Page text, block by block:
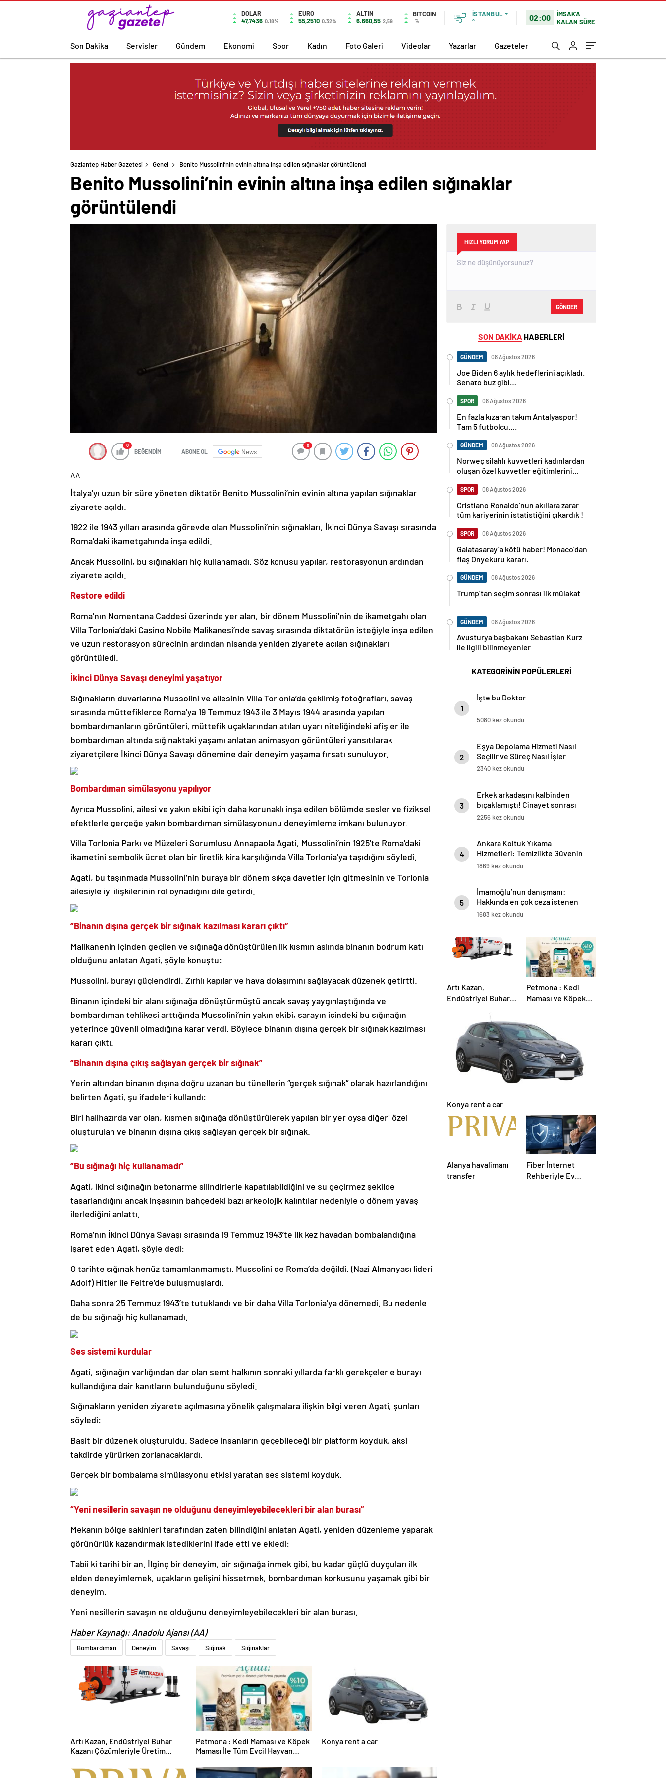
DOLAR
47,7436 0.18%
EURO
55,2510 0.32%
ALTIN
6.660,55 2,59
BITCOIN
%
İSTANBUL
°
02:00
İMSAK'A
KALAN SÜRE
Son Dakika Servisler Gündem Ekonomi Spor Kadın Foto Galeri Videolar Yazarlar Gazeteler
Gaziantep Haber Gazetesi Genel Benito Mussolini’nin evinin altına inşa edilen sığınaklar görüntülendi
Benito Mussolini’nin evinin altına inşa edilen sığınaklar
görüntülendi
0
BEĞENDİM ABONE OL News
0
AA
İtalya’yı uzun bir süre yöneten diktatör Benito Mussolini’nin evinin altına yapılan sığınaklar
ziyarete açıldı.
1922 ile 1943 yılları arasında görevde olan Mussolini’nin sığınakları, İkinci Dünya Savaşı sırasında
Roma’daki ikametgahında inşa edildi.
Ancak Mussolini, bu sığınakları hiç kullanamadı. Söz konusu yapılar, restorasyonun ardından
ziyarete açıldı.
Restore edildi
Roma’nın Nomentana Caddesi üzerinde yer alan, bir dönem Mussolini’nin de ikametgahı olan
Villa Torlonia’daki Casino Nobile Malikanesi’nde savaş sırasında diktatörün isteğiyle inşa edilen
ve uzun restorasyon sürecinin ardından nisanda yeniden ziyarete açılan sığınakları
görüntüledi.
İkinci Dünya Savaşı deneyimi yaşatıyor
Sığınakların duvarlarına Mussolini ve ailesinin Villa Torlonia’da çekilmiş fotoğrafları, savaş
sırasında müttefiklerce Roma’ya 19 Temmuz 1943 ile 3 Mayıs 1944 arasında yapılan
bombardımanların görüntüleri, müttefik uçaklarından atılan uyarı niteliğindeki afişler ile
bombardıman altında sığınaktaki yaşamı anlatan animasyon görüntüleri yansıtılarak
ziyaretçilere İkinci Dünya Savaşı dönemine dair deneyim yaşama fırsatı sunuluyor.
Bombardıman simülasyonu yapılıyor
Ayrıca Mussolini, ailesi ve yakın ekibi için daha korunaklı inşa edilen bölümde sesler ve fiziksel
efektlerle gerçeğe yakın bombardıman simülasyonunu deneyimleme imkanı bulunuyor.
Villa Torlonia Parkı ve Müzeleri Sorumlusu Annapaola Agati, Mussolini’nin 1925’te Roma’daki
ikametini sembolik ücret olan bir liretlik kira karşılığında Villa Torlonia’ya taşıdığını söyledi.
Agati, bu taşınmada Mussolini’nin buraya bir dönem sıkça davetler için gitmesinin ve Torlonia
ailesiyle iyi ilişkilerinin rol oynadığını dile getirdi.
“Binanın dışına gerçek bir sığınak kazılması kararı çıktı”
Malikanenin içinden geçilen ve sığınağa dönüştürülen ilk kısmın aslında binanın bodrum katı
olduğunu anlatan Agati, şöyle konuştu:
Mussolini, burayı güçlendirdi. Zırhlı kapılar ve hava dolaşımını sağlayacak düzenek getirtti.
Binanın içindeki bir alanı sığınağa dönüştürmüştü ancak savaş yaygınlaştığında ve
bombardıman tehlikesi arttığında Mussolini’nin yakın ekibi, sarayın içindeki bu sığınağın
yeterince güvenli olmadığına karar verdi. Böylece binanın dışına gerçek bir sığınak kazılması
kararı çıktı.
“Binanın dışına çıkış sağlayan gerçek bir sığınak”
Yerin altından binanın dışına doğru uzanan bu tünellerin “gerçek sığınak” olarak hazırlandığını
belirten Agati, şu ifadeleri kullandı:
Biri halihazırda var olan, kısmen sığınağa dönüştürülerek yapılan bir yer oysa diğeri özel
oluşturulan ve binanın dışına çıkış sağlayan gerçek bir sığınak.
“Bu sığınağı hiç kullanamadı”
Agati, ikinci sığınağın betonarme silindirlerle kapatılabildiğini ve su geçirmez şekilde
tasarlandığını ancak inşasının bahçedeki bazı arkeolojik kalıntılar nedeniyle o dönem yavaş
ilerlediğini anlattı.
Roma’nın İkinci Dünya Savaşı sırasında 19 Temmuz 1943’te ilk kez havadan bombalandığına
işaret eden Agati, şöyle dedi:
O tarihte sığınak henüz tamamlanmamıştı. Mussolini de Roma’da değildi. (Nazi Almanyası lideri
Adolf) Hitler ile Feltre’de buluşmuşlardı.
Daha sonra 25 Temmuz 1943’te tutuklandı ve bir daha Villa Torlonia’ya dönemedi. Bu nedenle
de bu sığınağı hiç kullanamadı.
Ses sistemi kurdular
Agati, sığınağın varlığından dar olan semt halkının sonraki yıllarda farklı gerekçelerle burayı
kullandığına dair kanıtların bulunduğunu söyledi.
Sığınakların yeniden ziyarete açılmasına yönelik çalışmalara ilişkin bilgi veren Agati, şunları
söyledi:
Basit bir düzenek oluşturuldu. Sadece insanların geçebileceği bir platform koyduk, aksi
takdirde yürürken zorlanacaklardı.
Gerçek bir bombalama simülasyonu etkisi yaratan ses sistemi koyduk.
“Yeni nesillerin savaşın ne olduğunu deneyimleyebilecekleri bir alan burası”
Mekanın bölge sakinleri tarafından zaten bilindiğini anlatan Agati, yeniden düzenleme yaparak
görünürlük kazandırmak istediklerini ifade etti ve ekledi:
Tabii ki tarihi bir an. İlginç bir deneyim, bir sığınağa inmek gibi, bu kadar güçlü duyguları ilk
elden deneyimlemek, uçakların gelişini hissetmek, bombardıman korkusunu yaşamak gibi bir
deneyim.
Yeni nesillerin savaşın ne olduğunu deneyimleyebilecekleri bir alan burası.
Haber Kaynağı: Anadolu Ajansı (AA)
Bombardıman Deneyim Savaşı Sığınak Sığınaklar
Artı Kazan, Endüstriyel Buhar
Kazanı Çözümleriyle Üretim
Sunuyor
Petmona : Kedi Maması ve Köpek
Maması İle Tüm Evcil Hayvan
Konya rent a car
HIZLI YORUM YAP
GÖNDER
SON DAKİKA HABERLERİ
GÜNDEM 08 Ağustos 2026
Joe Biden 6 aylık hedeflerini açıkladı.
Senato buz gibi…
SPOR 08 Ağustos 2026
En fazla kızaran takım Antalyaspor!
Tam 5 futbolcu….
GÜNDEM 08 Ağustos 2026
Norweç silahlı kuvvetleri kadınlardan
oluşan özel kuvvetler eğitimlerini
SPOR 08 Ağustos 2026
Cristiano Ronaldo’nun akıllara zarar
tüm kariyerinin istatistiğini çıkardık !
SPOR 08 Ağustos 2026
Galatasaray’a kötü haber! Monaco’dan
flaş Onyekuru kararı.
GÜNDEM 08 Ağustos 2026
Trump’tan seçim sonrası ilk mülakat
GÜNDEM 08 Ağustos 2026
Avusturya başbakanı Sebastian Kurz
ile ilgili bilinmeyenler
KATEGORİNİN POPÜLERLERİ
1
İşte bu Doktor
5080 kez okundu
2
Eşya Depolama Hizmeti Nasıl
Seçilir ve Süreç Nasıl İşler
2340 kez okundu
3
Erkek arkadaşını kalbinden
bıçaklamıştı! Cinayet sonrası
mesajlar ortaya çıktı:
2256 kez okundu
4
Ankara Koltuk Yıkama
Hizmetleri: Temizlikte Güvenin
Adresi
1869 kez okundu
5
İmamoğlu’nun danışmanı:
Hakkında en çok ceza istenen
belediye başkanı İmamoğlu
1683 kez okundu
Artı Kazan,
Endüstriyel Buhar
Çözümleriyle
Üretim Tesislerine
Verimli Sistemler
Sunuyor
Petmona : Kedi
Maması ve Köpek
Ürünleri
Konya rent a car
Alanya havalimanı
transfer
Fiber İnternet
Rehberiyle Ev